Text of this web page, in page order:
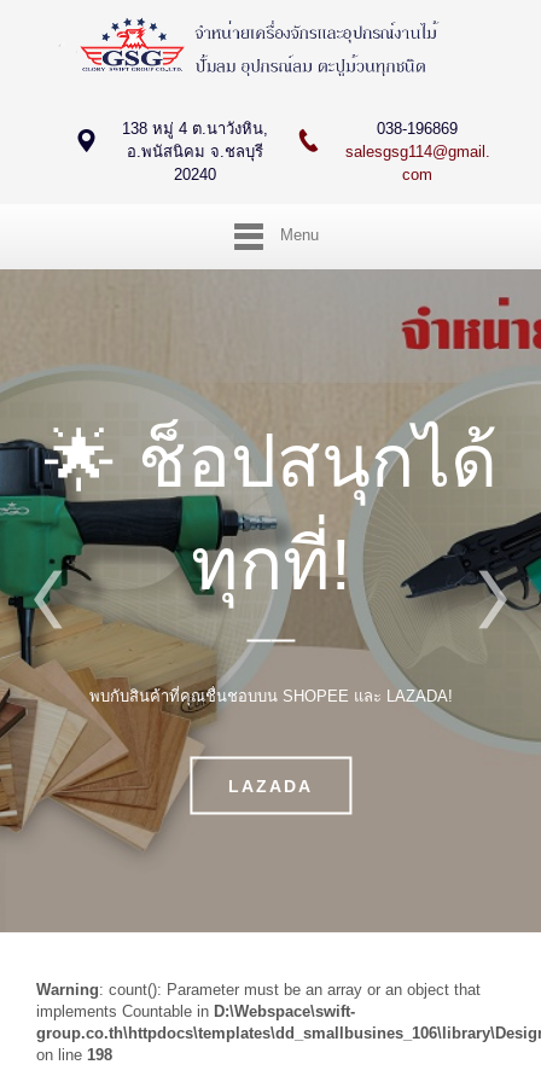
138 หมู่ 4 ต.นาวังหิน,
อ.พนัสนิคม จ.ชลบุรี
20240
038-196869
salesgsg114@gmail.
com
Menu
🌟 ช็อปสนุกได้
ทุกที่!
พบกับสินค้าที่คุณชื่นชอบบน SHOPEE และ LAZADA!
LAZADA
Warning: count(): Parameter must be an array or an object that
implements Countable in D:\Webspace\swift-
on line 198